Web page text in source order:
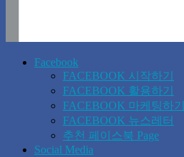
Facebook
FACEBOOK 시작하기
FACEBOOK 활용하기
FACEBOOK 마케팅하기
FACEBOOK 뉴스레터
추천 페이스북 Page
Social Media